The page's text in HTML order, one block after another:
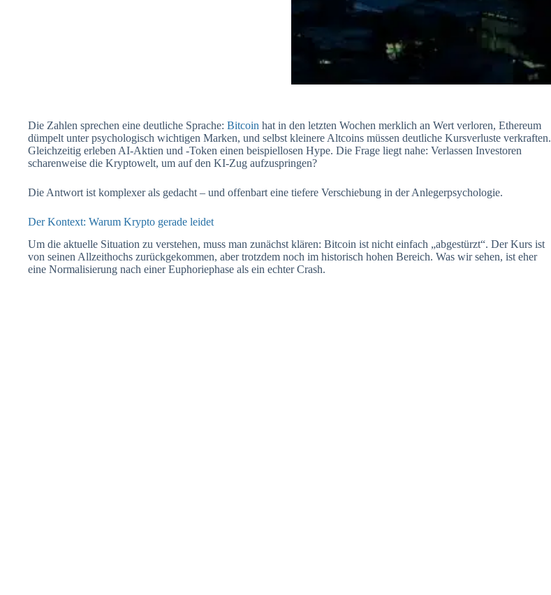
Die Zahlen sprechen eine deutliche Sprache: Bitcoin hat in den letzten Wochen merklich an Wert verloren, Ethereum
dümpelt unter psychologisch wichtigen Marken, und selbst kleinere Altcoins müssen deutliche Kursverluste verkraften.
Gleichzeitig erleben AI-Aktien und -Token einen beispiellosen Hype. Die Frage liegt nahe: Verlassen Investoren
scharenweise die Kryptowelt, um auf den KI-Zug aufzuspringen?
Die Antwort ist komplexer als gedacht – und offenbart eine tiefere Verschiebung in der Anlegerpsychologie.
Der Kontext: Warum Krypto gerade leidet
Um die aktuelle Situation zu verstehen, muss man zunächst klären: Bitcoin ist nicht einfach „abgestürzt“. Der Kurs ist
von seinen Allzeithochs zurückgekommen, aber trotzdem noch im historisch hohen Bereich. Was wir sehen, ist eher
eine Normalisierung nach einer Euphoriephase als ein echter Crash.